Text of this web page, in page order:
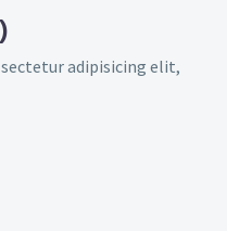
adipisicing elit,